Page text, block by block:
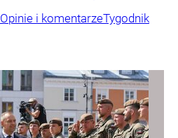
Opinie i komentarzeTygodnik